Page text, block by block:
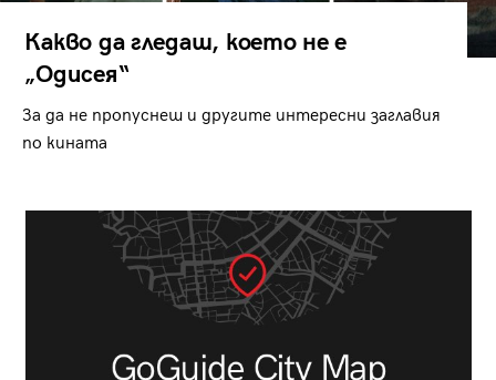
Какво да гледаш, което не е
„Одисея“
За да не пропуснеш и другите интересни заглавия
по кината